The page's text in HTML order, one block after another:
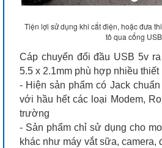
Tiện lợi sử dụng khi cắt điện, hoặc đưa
tô qua cổng USB
Cáp chuyển đổi đầu USB 5v
5.5 x 2.1mm phù hợp nhiều thiết
- Hiện sản phẩm có Jack
với hầu hết các loại Modem,
trường
- Sản phẩm chỉ sử dụng cho
khác như máy vắt sữa, camera,